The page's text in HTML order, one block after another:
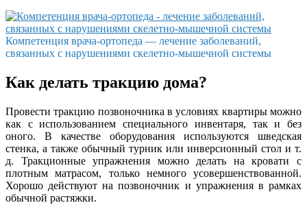
Компетенция врача-ортопеда — лечение заболеваний,
связанных с нарушениями скелетно-мышечной системы
Как делать тракцию дома?
Провести тракцию позвоночника в условиях квартиры можно
как с использованием специального инвентаря, так и без
оного. В качестве оборудования используются шведская
стенка, а также обычный турник или инверсионный стол и т.
д. Тракционные упражнения можно делать на кровати с
плотным матрасом, только немного усовершенствованной.
Хорошо действуют на позвоночник и упражнения в рамках
обычной растяжки.